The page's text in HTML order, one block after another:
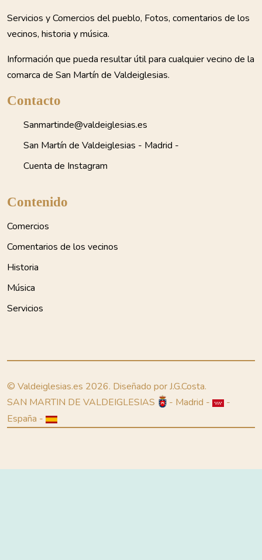
Servicios y Comercios del pueblo, Fotos, comentarios de los
vecinos, historia y música.
Información que pueda resultar útil para cualquier vecino de la
comarca de San Martín de Valdeiglesias.
Contacto
Sanmartinde@valdeiglesias.es
San Martín de Valdeiglesias - Madrid -
Cuenta de Instagram
Contenido
Comercios
Comentarios de los vecinos
Historia
Música
Servicios
© Valdeiglesias.es 2026. Diseñado por J.G.Costa.
SAN MARTIN DE VALDEIGLESIAS
- Madrid -
-
España -